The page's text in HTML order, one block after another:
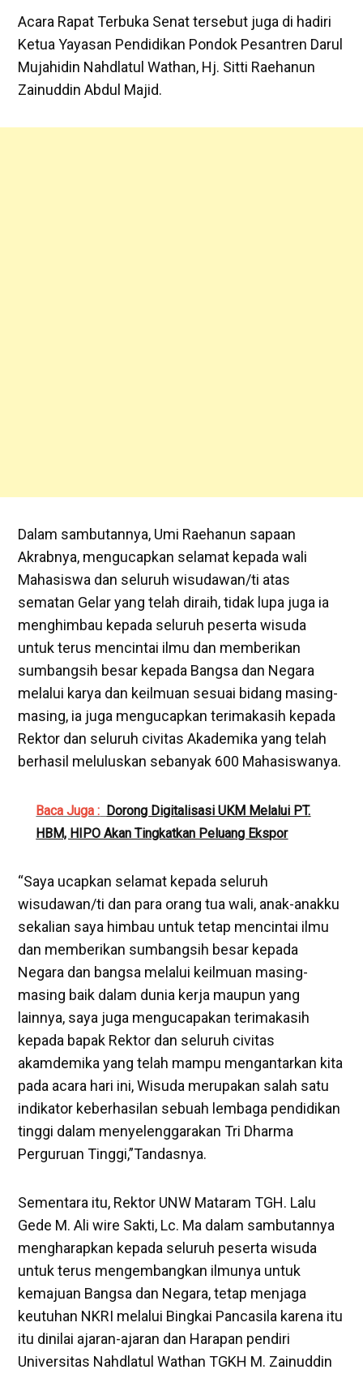
Acara Rapat Terbuka Senat tersebut juga di hadiri
Ketua Yayasan Pendidikan Pondok Pesantren Darul
Mujahidin Nahdlatul Wathan, Hj. Sitti Raehanun
Zainuddin Abdul Majid.
Dalam sambutannya, Umi Raehanun sapaan
Akrabnya, mengucapkan selamat kepada wali
Mahasiswa dan seluruh wisudawan/ti atas
sematan Gelar yang telah diraih, tidak lupa juga ia
menghimbau kepada seluruh peserta wisuda
untuk terus mencintai ilmu dan memberikan
sumbangsih besar kepada Bangsa dan Negara
melalui karya dan keilmuan sesuai bidang masing-
masing, ia juga mengucapkan terimakasih kepada
Rektor dan seluruh civitas Akademika yang telah
berhasil meluluskan sebanyak 600 Mahasiswanya.
Baca Juga : Dorong Digitalisasi UKM Melalui PT.
HBM, HIPO Akan Tingkatkan Peluang Ekspor
“Saya ucapkan selamat kepada seluruh
wisudawan/ti dan para orang tua wali, anak-anakku
sekalian saya himbau untuk tetap mencintai ilmu
dan memberikan sumbangsih besar kepada
Negara dan bangsa melalui keilmuan masing-
masing baik dalam dunia kerja maupun yang
lainnya, saya juga mengucapakan terimakasih
kepada bapak Rektor dan seluruh civitas
akamdemika yang telah mampu mengantarkan kita
pada acara hari ini, Wisuda merupakan salah satu
indikator keberhasilan sebuah lembaga pendidikan
tinggi dalam menyelenggarakan Tri Dharma
Perguruan Tinggi,”Tandasnya.
Sementara itu, Rektor UNW Mataram TGH. Lalu
Gede M. Ali wire Sakti, Lc. Ma dalam sambutannya
mengharapkan kepada seluruh peserta wisuda
untuk terus mengembangkan ilmunya untuk
kemajuan Bangsa dan Negara, tetap menjaga
keutuhan NKRI melalui Bingkai Pancasila karena itu
itu dinilai ajaran-ajaran dan Harapan pendiri
Universitas Nahdlatul Wathan TGKH M. Zainuddin